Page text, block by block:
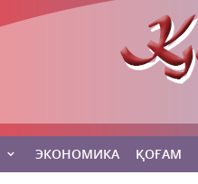
ЭКОНОМИКА ҚОҒАМ